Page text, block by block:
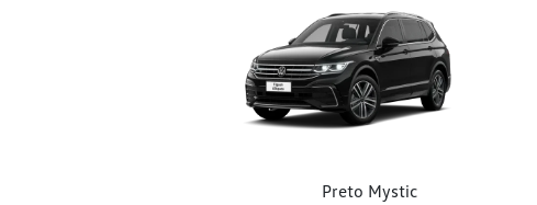
Preto Mystic